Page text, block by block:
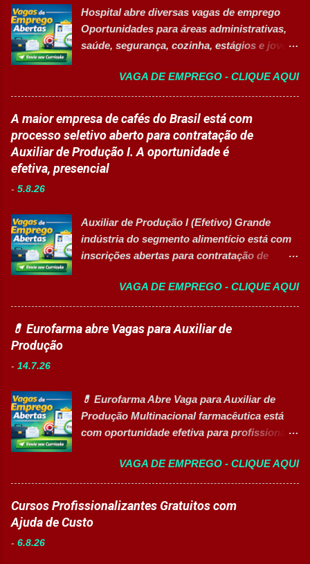
de RH. Executar demais atividades
administrativas da área. Requisitos 18 anos
completos. Ensino médio completo ...
trabalho: Presencial Inscrições até: 11 de
agosto de 2026 Vaga inclusiva para Pessoas
com Deficiência (PcD). Principais atividades
pedagógicas. Auxiliar estudantes em
projetos educacionais. Dar suporte em
atividades recreativas e lúdicas.
Disponibilizar materiais utilizados nas
atividades. Monitorar estudantes durante
aulas e recreios. Contribuir para um
pela liderança. Apoiar diversas ações
educacionais desenvolv...
Hospital abre diversas vagas de emprego
Oportunidades para áreas administrativas,
saúde, segurança, cozinha, estágios e jovem
as oportunidades disponíveis Um dos
maiores hospitais da região está com novas
vagas abertas para contratação em
diferentes setores. As oportunidades
contemplam profissionais de diversos níveis
de escolaridade, além de vagas para estágio,
ambiente hospitalar estruturado, com
atuação em áreas administrativas,
assistenciais, operacionais e de apoio. Vagas
Enfermagem Enfermeiro Vigia (Modalidade
Intermitente) Assistente Administrativo I
(Exclusiva PcD) Auxiliar de Faturamento
VAGA DE EMPREGO - CLIQUE AQUI
A maior empresa de cafés do Brasil está com
processo seletivo aberto para contratação de
Auxiliar de Produção I. A oportunidade é
efetiva, presencial
- 5.8.26
Auxiliar de Produção I (Efetivo) Grande
indústria do segmento alimentício está com
inscrições abertas para contratação de
AGORA Resumo da vaga Cargo: Auxiliar de
Produção I Empresa: Grupo 3Corações Tipo
de contratação: Efetivo (CLT) Modelo de
trabalho: Presencial Inscrições até: 10 de
abastecer materiais para as linhas de
produção. Separar produtos e insumos
utilizados na fabricação. Realizar paletização
o ambiente de trabalho limpo. Auxiliar
operadores nas atividades produtivas.
Comunicar anormalidades nos
equipamentos à manutenção. Cumprir
VAGA DE EMPREGO - CLIQUE AQUI
💊 Eurofarma abre Vagas para Auxiliar de
Produção
- 14.7.26
💊 Eurofarma Abre Vaga para Auxiliar de
Produção Multinacional farmacêutica está
com oportunidade efetiva para profissionais
Deficiência (PcD). 🏢 Sobre a Eurofarma
Com mais de 50 anos de história , a
Eurofarma é uma multinacional brasileira
presente em 22 países , reconhecida pela
VAGA DE EMPREGO - CLIQUE AQUI
Cursos Profissionalizantes Gratuitos com
Ajuda de Custo
- 6.8.26